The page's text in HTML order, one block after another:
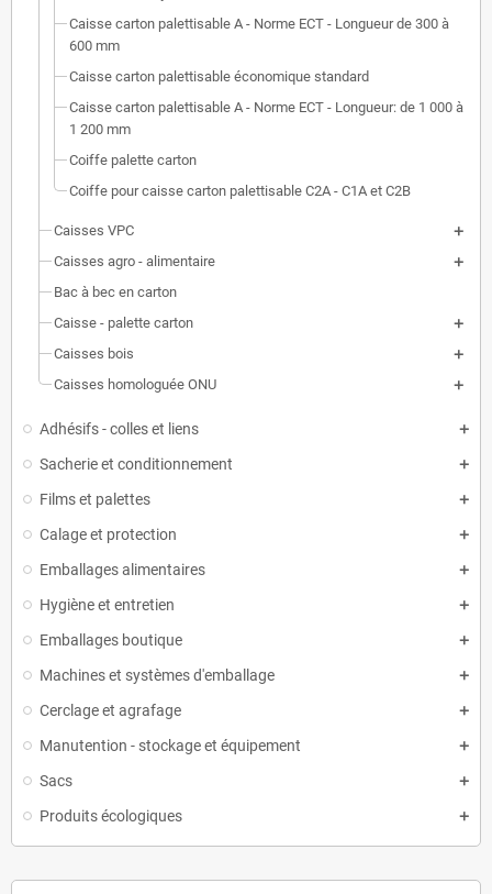
Caisse carton palettisable A - Norme ECT - Longueur de 300 à
600 mm
Caisse carton palettisable économique standard
Caisse carton palettisable A - Norme ECT - Longueur: de 1 000 à
1 200 mm
Coiffe palette carton
Coiffe pour caisse carton palettisable C2A - C1A et C2B
Caisses VPC
Caisses agro - alimentaire
Bac à bec en carton
Caisse - palette carton
Caisses bois
Caisses homologuée ONU
Adhésifs - colles et liens
Sacherie et conditionnement
Films et palettes
Calage et protection
Emballages alimentaires
Hygiène et entretien
Emballages boutique
Machines et systèmes d'emballage
Cerclage et agrafage
Manutention - stockage et équipement
Sacs
Produits écologiques